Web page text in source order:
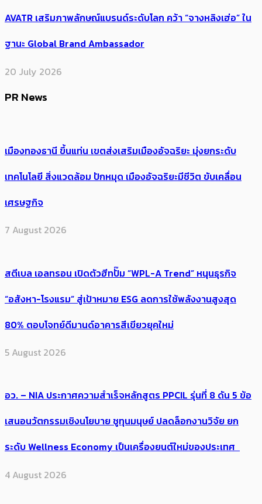
AVATR เสริมภาพลักษณ์แบรนด์ระดับโลก คว้า “จางหลิงเฮ่อ” ใน
ฐานะ Global Brand Ambassador
20 July 2026
PR News
เมืองทองธานี ขึ้นแท่น เขตส่งเสริมเมืองอัจฉริยะ มุ่งยกระดับ
เทคโนโลยี สิ่งแวดล้อม ปักหมุด เมืองอัจฉริยะมีชีวิต ขับเคลื่อน
เศรษฐกิจ
7 August 2026
สตีเบล เอลทรอน เปิดตัวฮีทปั๊ม “WPL-A Trend” หนุนธุรกิจ
“อสังหา-โรงแรม” สู่เป้าหมาย ESG ลดการใช้พลังงานสูงสุด
80% ตอบโจทย์ดีมานด์อาคารสีเขียวยุคใหม่
5 August 2026
อว. – NIA ประกาศความสำเร็จหลักสูตร PPCIL รุ่นที่ 8 ดัน 5 ข้อ
เสนอนวัตกรรมเชิงนโยบาย ชูทุนมนุษย์ ปลดล็อกงานวิจัย ยก
ระดับ Wellness Economy เป็นเครื่องยนต์ใหม่ของประเทศ
4 August 2026